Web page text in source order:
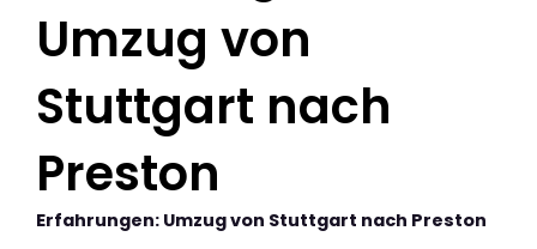
Umzug von
Stuttgart nach
Preston
Erfahrungen: Umzug von Stuttgart nach Preston